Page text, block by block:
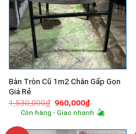
Bàn Tròn Cũ 1m2 Chân Gấp Gọn
Giá Rẻ
1,530,000₫ Giá
gốc
là:
960,000₫Giá
hiện
tại
Còn hàng - Giao nhanh